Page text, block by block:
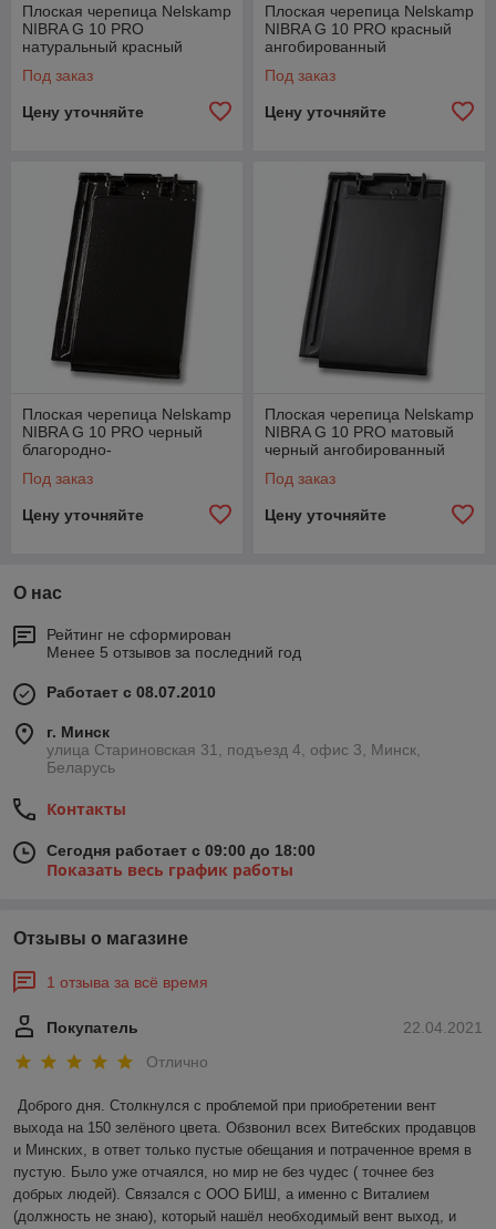
Плоская черепица Nelskamp
NIBRA G 10 PRO
натуральный красный
Под заказ
Цену уточняйте
Плоская черепица Nelskamp
NIBRA G 10 PRO красный
ангобированный
Под заказ
Цену уточняйте
Плоская черепица Nelskamp
NIBRA G 10 PRO черный
благородно-
Под заказ
Цену уточняйте
Плоская черепица Nelskamp
NIBRA G 10 PRO матовый
черный ангобированный
Под заказ
Цену уточняйте
О нас
Рейтинг не сформирован
Менее 5 отзывов за последний год
Работает с 08.07.2010
г. Минск
улица Стариновская 31, подъезд 4, офис 3, Минск,
Беларусь
Контакты
Сегодня работает с 09:00 до 18:00
Показать весь график работы
Отзывы о магазине
1 отзыва за всё время
22.04.2021
Покупатель
Отлично
Доброго дня. Столкнулся с проблемой при приобретении вент
выхода на 150 зелёного цвета. Обзвонил всех Витебских продавцов
и Минских, в ответ только пустые обещания и потраченное время в
пустую. Было уже отчаялся, но мир не без чудес ( точнее без
добрых людей). Связался с ООО БИШ, а именно с Виталием
(должность не знаю), который нашёл необходимый вент выход, и